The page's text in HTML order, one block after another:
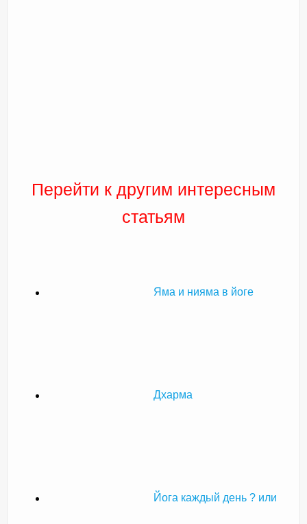
Перейти к другим интересным
статьям
Яма и нияма в йоге
Дхарма
Йога каждый день ? или